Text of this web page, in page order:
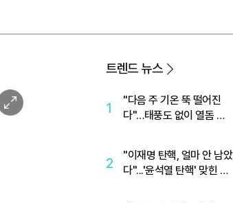
미
트렌드 뉴스
1
"다음 주 기온 뚝 떨어진
다"…태풍도 없이 열돔 박
2
"이재명 탄핵, 얼마 안 남았
다"...'윤석열 탄핵' 맞힌 무